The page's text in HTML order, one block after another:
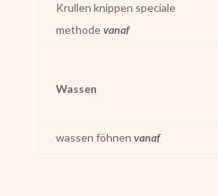
Krullen knippen speciale
methodevanaf
Wassen
wassen föhnen vanaf